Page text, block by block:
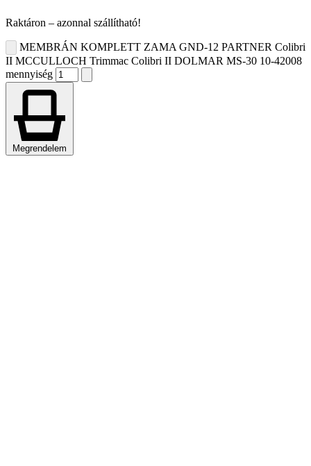
Raktáron – azonnal szállítható!
MEMBRÁN KOMPLETT ZAMA GND-12 PARTNER Colibri
II MCCULLOCH Trimmac Colibri II DOLMAR MS-30 10-42008
mennyiség
Megrendelem